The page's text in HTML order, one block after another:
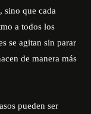
sino que cada
a todos los
se agitan sin parar
de manera más
pueden ser